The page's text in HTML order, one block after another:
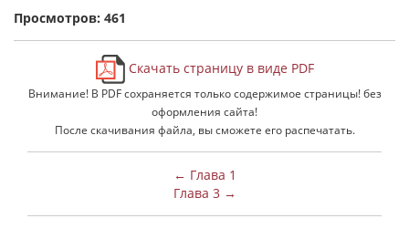
Просмотров: 461
Скачать страницу в виде PDF
Внимание! В PDF сохраняется только содержимое страницы! без
оформления сайта!
После скачивания файла, вы сможете его распечатать.
← Глава 1
Глава 3 →